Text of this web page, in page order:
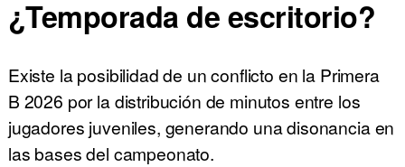
¿Temporada de escritorio?
Existe la posibilidad de un conflicto en la Primera
B 2026 por la distribución de minutos entre los
jugadores juveniles, generando una disonancia en
las bases del campeonato.